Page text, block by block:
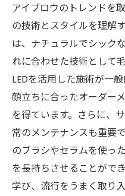
アイブロウのトレンドを
の技術とスタイルを理解
は、ナチュラルでシック
れに合わせた技術として
LEDを活用した施術が一
顔立ちに合ったオーダー
を得ています。さらに、
常のメンテナンスも重要
のブラシやセラムを使っ
を長持ちさせることがで
学び、流行をうまく取り